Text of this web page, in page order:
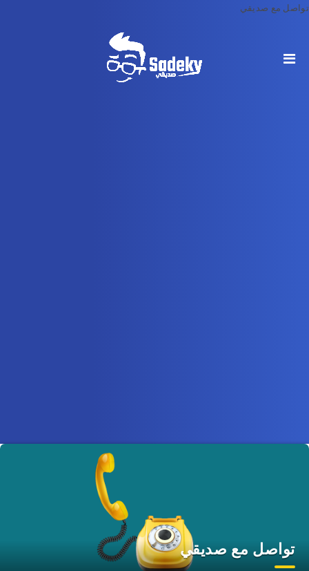
تواصل مع صديقي
تواصل مع صديقي